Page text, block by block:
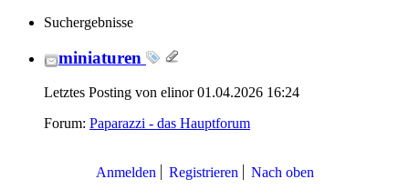
Suchergebnisse
miniaturen
Letztes Posting von elinor 01.04.2026 16:24
Forum: Paparazzi - das Hauptforum
Anmelden Registrieren Nach oben